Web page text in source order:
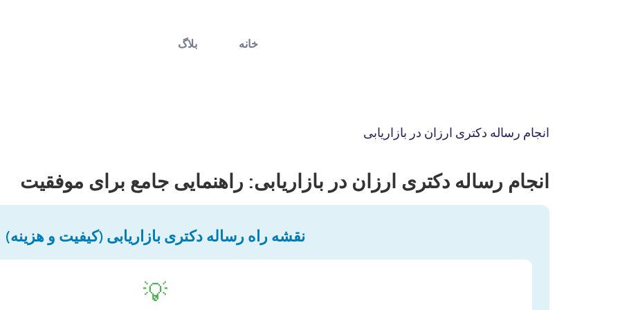
خانه بلاگ
انجام رساله دکتری ارزان در بازاریابی
انجام رساله دکتری ارزان در بازاریابی: راهنمایی جامع برای موفقیت
نقشه راه رساله دکتری بازاریابی (کیفیت و هزینه)
💡